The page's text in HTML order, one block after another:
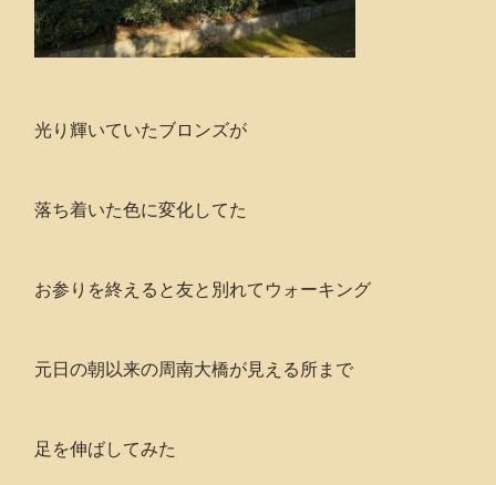
光り輝いていたブロンズが
落ち着いた色に変化してた
お参りを終えると友と別れてウォーキング
元日の朝以来の周南大橋が見える所まで
足を伸ばしてみた